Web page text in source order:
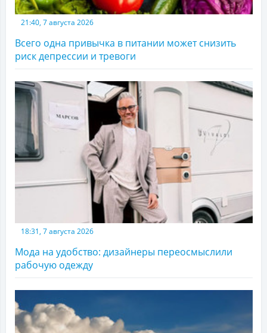
21:40, 7 августа 2026
Всего одна привычка в питании может снизить
риск депрессии и тревоги
18:31, 7 августа 2026
Мода на удобство: дизайнеры переосмыслили
рабочую одежду